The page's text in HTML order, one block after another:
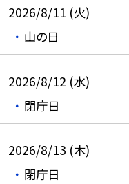
2026/8/11 (火)
山の日
2026/8/12 (水)
閉庁日
2026/8/13 (木)
閉庁日